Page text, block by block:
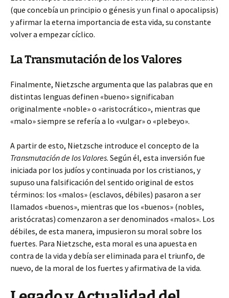
(que concebía un principio o génesis y un final o apocalipsis)
y afirmar la eterna importancia de esta vida, su constante
volver a empezar cíclico.
La Transmutación de los Valores
Finalmente, Nietzsche argumenta que las palabras que en
distintas lenguas definen «bueno» significaban
originalmente «noble» o «aristocrático», mientras que
«malo» siempre se refería a lo «vulgar» o «plebeyo».
A partir de esto, Nietzsche introduce el concepto de la
Transmutación de los Valores. Según él, esta inversión fue
iniciada por los judíos y continuada por los cristianos, y
supuso una falsificación del sentido original de estos
términos: los «malos» (esclavos, débiles) pasaron a ser
llamados «buenos», mientras que los «buenos» (nobles,
aristócratas) comenzaron a ser denominados «malos». Los
débiles, de esta manera, impusieron su moral sobre los
fuertes. Para Nietzsche, esta moral es una apuesta en
contra de la vida y debía ser eliminada para el triunfo, de
nuevo, de la moral de los fuertes y afirmativa de la vida.